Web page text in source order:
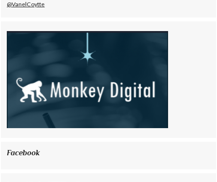
@VanelCoytte
Facebook